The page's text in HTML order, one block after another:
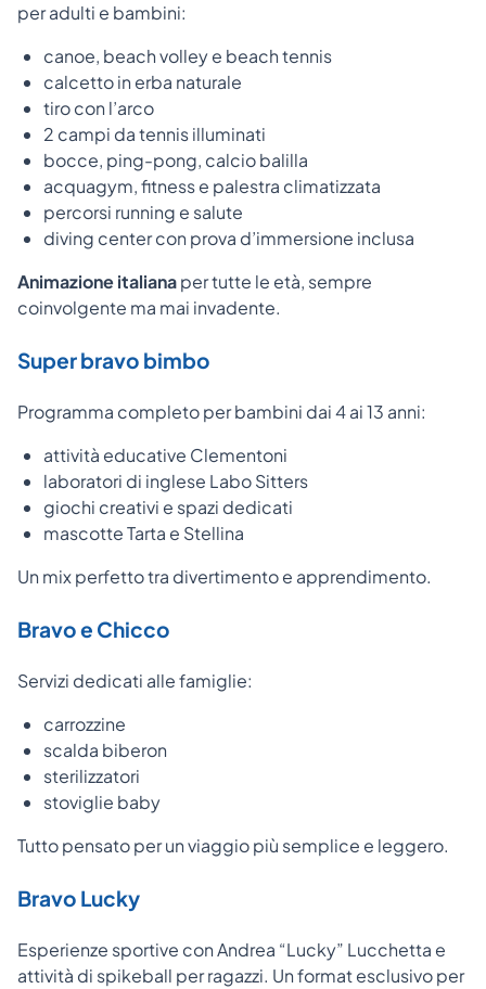
per adulti e bambini:
canoe, beach volley e beach tennis
calcetto in erba naturale
tiro con l’arco
2 campi da tennis illuminati
bocce, ping-pong, calcio balilla
acquagym, fitness e palestra climatizzata
percorsi running e salute
diving center con prova d’immersione inclusa
Animazione italianaper tutte le età, sempre
coinvolgente ma mai invadente.
Super bravo bimbo
Programma completo per bambini dai 4 ai 13 anni:
attività educative Clementoni
laboratori di inglese Labo Sitters
giochi creativi e spazi dedicati
mascotte Tarta e Stellina
Un mix perfetto tra divertimento e apprendimento.
Bravo e Chicco
Servizi dedicati alle famiglie:
carrozzine
scalda biberon
sterilizzatori
stoviglie baby
Tutto pensato per un viaggio più semplice e leggero.
Bravo Lucky
Esperienze sportive con Andrea “Lucky” Lucchetta e
attività di spikeball per ragazzi. Un format esclusivo per